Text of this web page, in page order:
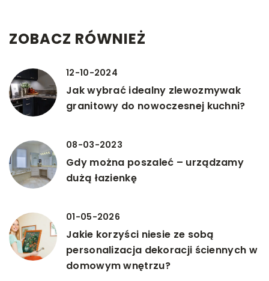
ZOBACZ RÓWNIEŻ
12-10-2024
Jak wybrać idealny zlewozmywak
granitowy do nowoczesnej kuchni?
08-03-2023
Gdy można poszaleć – urządzamy
dużą łazienkę
01-05-2026
Jakie korzyści niesie ze sobą
personalizacja dekoracji ściennych w
domowym wnętrzu?